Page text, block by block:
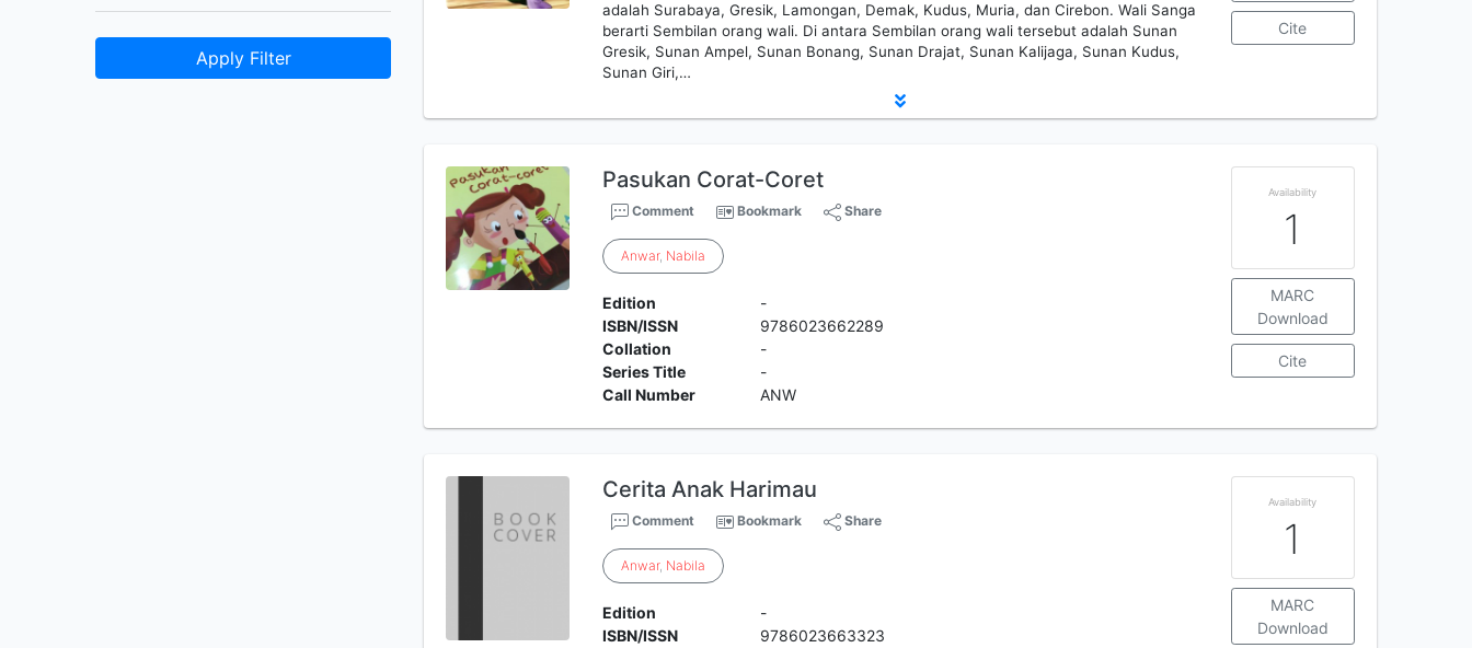
Apply Filter
adalah Surabaya, Gresik, Lamongan, Demak, Kudus, Muria, dan Cirebon. Wali Sanga
berarti Sembilan orang wali. Di antara Sembilan orang wali tersebut adalah Sunan
Gresik, Sunan Ampel, Sunan Bonang, Sunan Drajat, Sunan Kalijaga, Sunan Kudus,
Sunan Giri,…
Cite
Pasukan Corat-Coret
Comment Bookmark Share
Anwar, Nabila
Edition
-
ISBN/ISSN
9786023662289
Collation
-
Series Title
-
Call Number
ANW
Availability
1
MARC
Download
Cite
Cerita Anak Harimau
Comment Bookmark Share
Anwar, Nabila
Edition
-
ISBN/ISSN
9786023663323
Availability
1
MARC
Download